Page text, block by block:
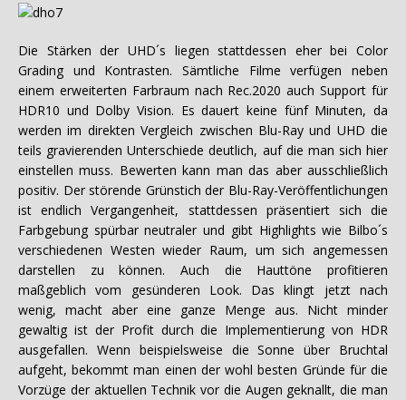
Die Stärken der UHD´s liegen stattdessen eher bei Color
Grading und Kontrasten. Sämtliche Filme verfügen neben
einem erweiterten Farbraum nach Rec.2020 auch Support für
HDR10 und Dolby Vision. Es dauert keine fünf Minuten, da
werden im direkten Vergleich zwischen Blu-Ray und UHD die
teils gravierenden Unterschiede deutlich, auf die man sich hier
einstellen muss. Bewerten kann man das aber ausschließlich
positiv. Der störende Grünstich der Blu-Ray-Veröffentlichungen
ist endlich Vergangenheit, stattdessen präsentiert sich die
Farbgebung spürbar neutraler und gibt Highlights wie Bilbo´s
verschiedenen Westen wieder Raum, um sich angemessen
darstellen zu können. Auch die Hauttöne profitieren
maßgeblich vom gesünderen Look. Das klingt jetzt nach
wenig, macht aber eine ganze Menge aus. Nicht minder
gewaltig ist der Profit durch die Implementierung von HDR
ausgefallen. Wenn beispielsweise die Sonne über Bruchtal
aufgeht, bekommt man einen der wohl besten Gründe für die
Vorzüge der aktuellen Technik vor die Augen geknallt, die man